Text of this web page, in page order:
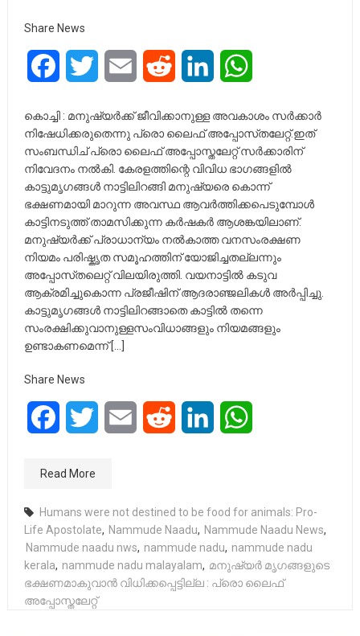
Share News
FacebookTwitter Email Reddit LinkedIn
കൊച്ചി : മനുഷ്യർക്ക്‌ ജീവിക്കാനുള്ള അവകാശം സർക്കാർ
നിഷേധിക്കരുതെന്നു പ്രൊ ലൈഫ് അപ്പോസ്‌തലേറ്റ്.ഇത്
സംബന്ധിച് പ്രൊ ലൈഫ് അപ്പോസ്തലേറ്റ് സർക്കാരിന്
നിവേദനം നൽകി. കേരളത്തിന്റെ വിവിധ ഭാഗങ്ങളിൽ
കാട്ടുമൃഗങ്ങൾ നാട്ടിലിറങ്ങി മനുഷ്യരെ കൊന്ന്
ഭക്ഷണമായി മാറുന്ന അവസ്ഥ ആവർത്തിക്കപെടുമ്പോൾ
കാട്ടിനടുത്ത് താമസിക്കുന്ന കർഷകർ ആശങ്കയിലാണ്.
മനുഷ്യർക്ക്‌ പ്രാധാന്യം നൽകാത്ത വനസംരക്ഷണ
നിയമം പരിഷ്കൃത സമൂഹത്തിന് യോജിച്ചതല്ലന്നും
അപ്പോസ്‌തലെറ്റ് വിലയിരുത്തി. വയനാട്ടിൽ കടുവ
ആക്രമിച്ചുകൊന്ന പ്രജീഷിന് ആദരാഞ്ജലികൾ അർപ്പിച്ചു.
കാട്ടുമൃഗങ്ങൾ നാട്ടിലിറങ്ങാതെ കാട്ടിൽ തന്നെ
സംരക്ഷിക്കുവാനുള്ളസംവിധാങ്ങളും നിയമങ്ങളും
ഉണ്ടാകണമെന്ന് […]
Share News
FacebookTwitter Email Reddit LinkedIn
Read More
Humans were not destined to be food for animals: Pro-
Life Apostolate, Nammude Naadu, Nammude Naadu News,
Nammude naadu nws, nammude nadu, nammude nadu
kerala, nammude nadu malayalam, മനുഷ്യർ മൃഗങ്ങളുടെ
ഭക്ഷണമാകുവാൻ വിധിക്കപ്പെട്ടില്ല : പ്രൊ ലൈഫ്
അപ്പോസ്തലേറ്റ്